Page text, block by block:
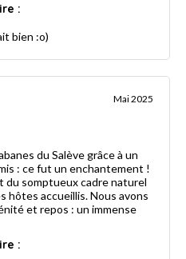
:
bien :o)
Mai 2025
du Salève grâce à un
: ce fut un enchantement !
du somptueux cadre naturel
accueillis. Nous avons
et repos : un immense
: